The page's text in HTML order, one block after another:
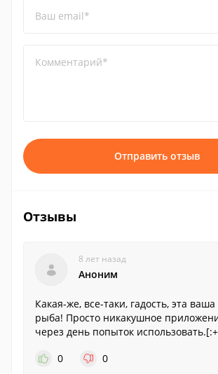
Ваш email*
Комментарий*
Отправить отзыв
Отзывы
8 лет назад
Аноним
Какая-же, все-таки, гадость, эта
рыба! Просто никакушное
через день попыток
0
0